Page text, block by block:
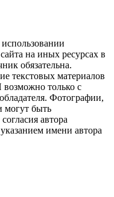
на иных ресурсах в
обязательна.
текстовых материалов
только с
Фотографии,
могут быть
автора
имени автора